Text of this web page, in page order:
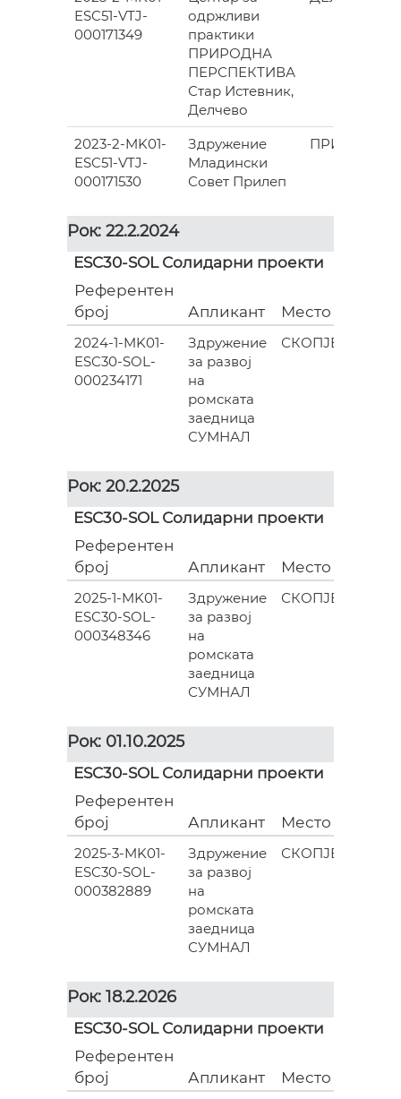
ESC51-VTJ-
000171349
одржливи
практики
ПРИРОДНА
ПЕРСПЕКТИВА
Стар Истевник,
Делчево
2023-2-MK01-
ESC51-VTJ-
000171530
Здружение
Младински
Совет Прилеп
ПРИЛЕП
Рок: 22.2.2024
ESC30-SOL Солидарни проекти
Референтен
број
Апликант Место
2024-1-MK01-
ESC30-SOL-
000234171
Здружение
за развој
на
ромската
заедница
СУМНАЛ
СКОПЈЕ
Рок: 20.2.2025
ESC30-SOL Солидарни проекти
Референтен
број
Апликант Место
2025-1-MK01-
ESC30-SOL-
000348346
Здружение
за развој
на
ромската
заедница
СУМНАЛ
СКОПЈЕ
Рок: 01.10.2025
ESC30-SOL Солидарни проекти
Референтен
број
Апликант Место
2025-3-MK01-
ESC30-SOL-
000382889
Здружение
за развој
на
ромската
заедница
СУМНАЛ
СКОПЈЕ
Рок: 18.2.2026
ESC30-SOL Солидарни проекти
Референтен
број
Апликант Место